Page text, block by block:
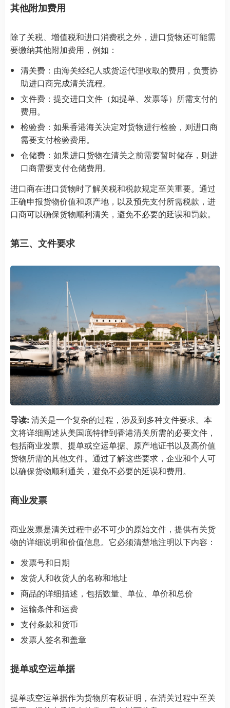
其他附加费用
除了关税、增值税和进口消费税之外，进口货物还可能需
要缴纳其他附加费用，例如：
清关费：由海关经纪人或货运代理收取的费用，负责协
助进口商完成清关流程。
文件费：提交进口文件（如提单、发票等）所需支付的
费用。
检验费：如果香港海关决定对货物进行检验，则进口商
需要支付检验费用。
仓储费：如果进口货物在清关之前需要暂时储存，则进
口商需要支付仓储费用。
进口商在进口货物时了解关税和税款规定至关重要。通过
正确申报货物价值和原产地，以及预先支付所需税款，进
口商可以确保货物顺利清关，避免不必要的延误和罚款。
第三、文件要求
导读: 清关是一个复杂的过程，涉及到多种文件要求。本
文将详细阐述从美国底特律到香港清关所需的必要文件，
包括商业发票、提单或空运单据、原产地证书以及高价值
货物所需的其他文件。通过了解这些要求，企业和个人可
以确保货物顺利通关，避免不必要的延误和费用。
商业发票
商业发票是清关过程中必不可少的原始文件，提供有关货
物的详细说明和价值信息。它必须清楚地注明以下内容：
发票号和日期
发货人和收货人的名称和地址
商品的详细描述，包括数量、单位、单价和总价
运输条件和运费
支付条款和货币
发票人签名和盖章
提单或空运单据
提单或空运单据作为货物所有权证明，在清关过程中至关